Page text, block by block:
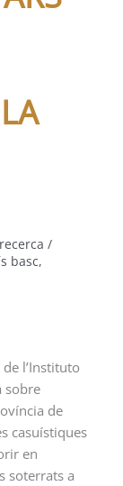
recerca /
basc,
l’Instituto
sobre
de
casuístiques
en
soterrats a